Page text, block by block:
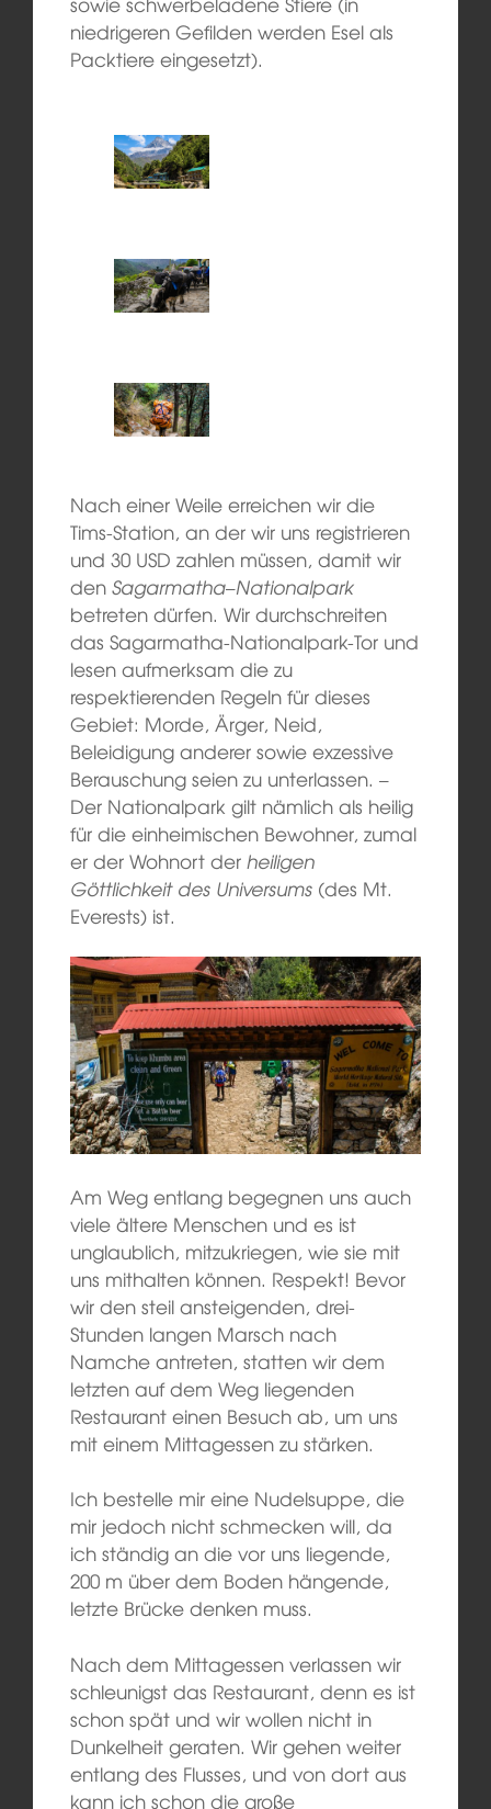
niedrigeren Gefilden werden Esel als
Packtiere eingesetzt).
Nach einer Weile erreichen wir die
Tims-Station, an der wir uns registrieren
und 30 USD zahlen müssen, damit wir
den Sagarmatha–Nationalpark
betreten dürfen. Wir durchschreiten
das Sagarmatha-Nationalpark-Tor und
lesen aufmerksam die zu
respektierenden Regeln für dieses
Gebiet: Morde, Ärger, Neid,
Beleidigung anderer sowie exzessive
Berauschung seien zu unterlassen. –
Der Nationalpark gilt nämlich als heilig
für die einheimischen Bewohner, zumal
er der Wohnort derheiligen
Göttlichkeit des Universums(des Mt.
Everests) ist.
Am Weg entlang begegnen uns auch
viele ältere Menschen und es ist
unglaublich, mitzukriegen, wie sie mit
uns mithalten können. Respekt! Bevor
wir den steil ansteigenden, drei-
Stunden langen Marsch nach
Namche antreten, statten wir dem
letzten auf dem Weg liegenden
Restaurant einen Besuch ab, um uns
mit einem Mittagessen zu stärken.
Ich bestelle mir eine Nudelsuppe, die
mir jedoch nicht schmecken will, da
ich ständig an die vor uns liegende,
200 m über dem Boden hängende,
letzte Brücke denken muss.
Nach dem Mittagessen verlassen wir
schleunigst das Restaurant, denn es ist
schon spät und wir wollen nicht in
Dunkelheit geraten. Wir gehen weiter
entlang des Flusses, und von dort aus
kann ich schon die große